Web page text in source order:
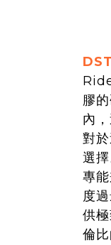
膠
內
對
選
專
度
供
倫